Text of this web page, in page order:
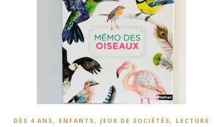
DÈS 4 ANS, ENFANTS, JEUX DE SOCIÉTÉS, LECTURE